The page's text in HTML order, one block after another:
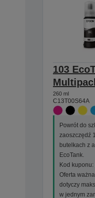
103
260 ml
C13T00S64A
Powrót do
zaoszczędź
butelkach z
EcoTank.
Kod kuponu:
Oferta
dotyczy
w jednym